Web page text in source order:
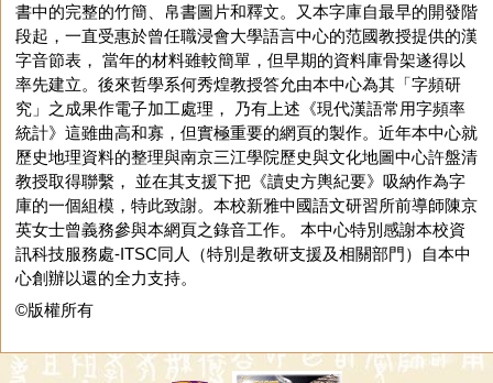
書中的完整的竹簡、帛書圖片和釋文。又本字庫自最早的開發階
段起，一直受惠於曾任職浸會大學語言中心的范國教授提供的漢
字音節表， 當年的材料雖較簡單，但早期的資料庫骨架遂得以
率先建立。後來哲學系何秀煌教授答允由本中心為其「字頻研
究」之成果作電子加工處理， 乃有上述《現代漢語常用字頻率
統計》這雖曲高和寡，但實極重要的網頁的製作。近年本中心就
歷史地理資料的整理與南京三江學院歷史與文化地圖中心許盤清
教授取得聯繫， 並在其支援下把《讀史方輿紀要》吸納作為字
庫的一個組模，特此致謝。本校新雅中國語文研習所前導師陳京
英女士曾義務參與本網頁之錄音工作。 本中心特別感謝本校資
訊科技服務處-ITSC同人（特別是教研支援及相關部門）自本中
心創辦以還的全力支持。
©版權所有